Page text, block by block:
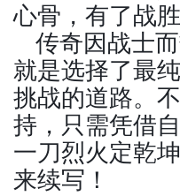
心骨，有了战
传奇因战士
就是选择了最
挑战的道路。
持，只需凭借
一刀烈火定乾
来续写！